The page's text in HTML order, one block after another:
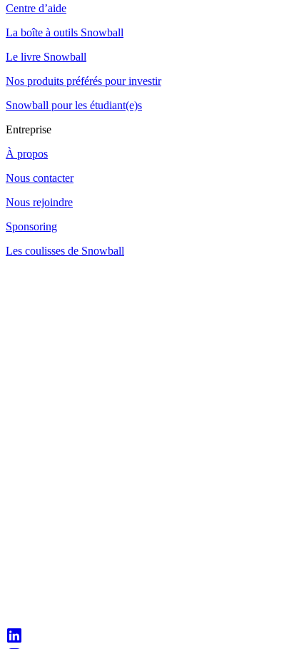
Centre d’aide
La boîte à outils Snowball
Le livre Snowball
Nos produits préférés pour investir
Snowball pour les étudiant(e)s
Entreprise
À propos
Nous contacter
Nous rejoindre
Sponsoring
Les coulisses de Snowball